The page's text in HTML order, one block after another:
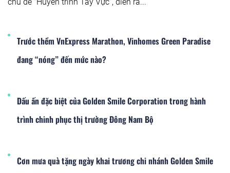
Trước thềm VnExpress Marathon, Vinhomes Green Paradise
đang “nóng” đến mức nào?
Dấu ấn đặc biệt của Golden Smile Corporation trong hành
trình chinh phục thị trường Đông Nam Bộ
Cơn mưa quà tặng ngày khai trương chi nhánh Golden Smile